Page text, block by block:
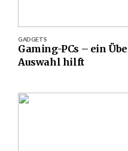
Gaming-PCs – ein
Auswahl hilft
GADGETS